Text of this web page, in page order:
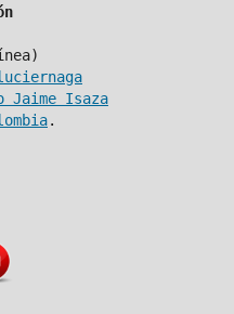
Jaime Isaza
.